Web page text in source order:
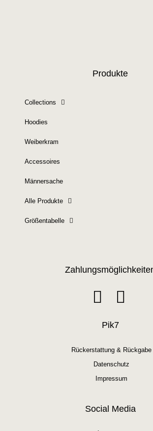
Produkte
Collections
Hoodies
Weiberkram
Accessoires
Männersache
Alle Produkte
Größentabelle
Pik7
Rückerstattung & Rückgabe
Datenschutz
Impressum
Social Media